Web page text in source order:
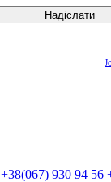
+38(067) 930 94 56